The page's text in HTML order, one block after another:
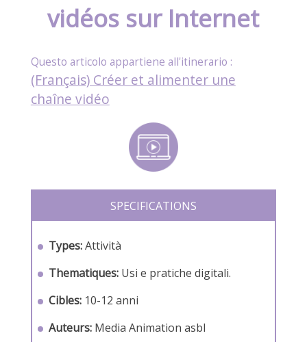
vidéos sur Internet
(Français) Créer et alimenter une
chaîne vidéo
SPECIFICATIONS
Types:Attività
Thematiques: Usi e pratiche digitali.
Cibles: 10-12 anni
Auteurs: Media Animation asbl